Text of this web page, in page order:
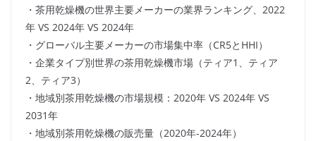
・茶用乾燥機の世界主要メーカーの業界ランキング、2022
年 VS 2024年 VS 2024年
・グローバル主要メーカーの市場集中率（CR5とHHI）
・企業タイプ別世界の茶用乾燥機市場（ティア1、ティア
2、ティア3）
・地域別茶用乾燥機の市場規模：2020年 VS 2024年 VS
2031年
・地域別茶用乾燥機の販売量（2020年-2024年）